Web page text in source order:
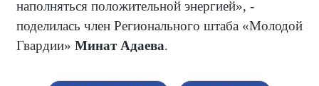
наполняться положительной энергией», -
поделилась член Регионального штаба «Молодой
Гвардии» Минат Адаева.